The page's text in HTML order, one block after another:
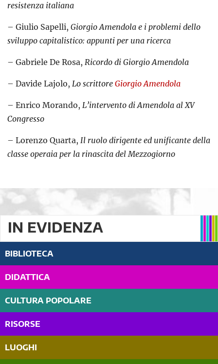
resistenza italiana
– Giulio Sapelli, Giorgio Amendola e i problemi dello
sviluppo capitalistico: appunti per una ricerca
– Gabriele De Rosa, Ricordo di Giorgio Amendola
– Davide Lajolo, Lo scrittore Giorgio Amendola
– Enrico Morando, L’intervento di Amendola al XV
Congresso
– Lorenzo Quarta, Il ruolo dirigente ed unificante della
classe operaia per la rinascita del Mezzogiorno
IN EVIDENZA
BIBLIOTECA
DIDATTICA
CULTURA POPOLARE
RISORSE
LUOGHI